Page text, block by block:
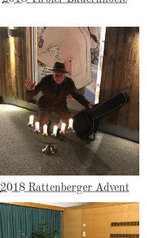
2018 Rattenberger Advent